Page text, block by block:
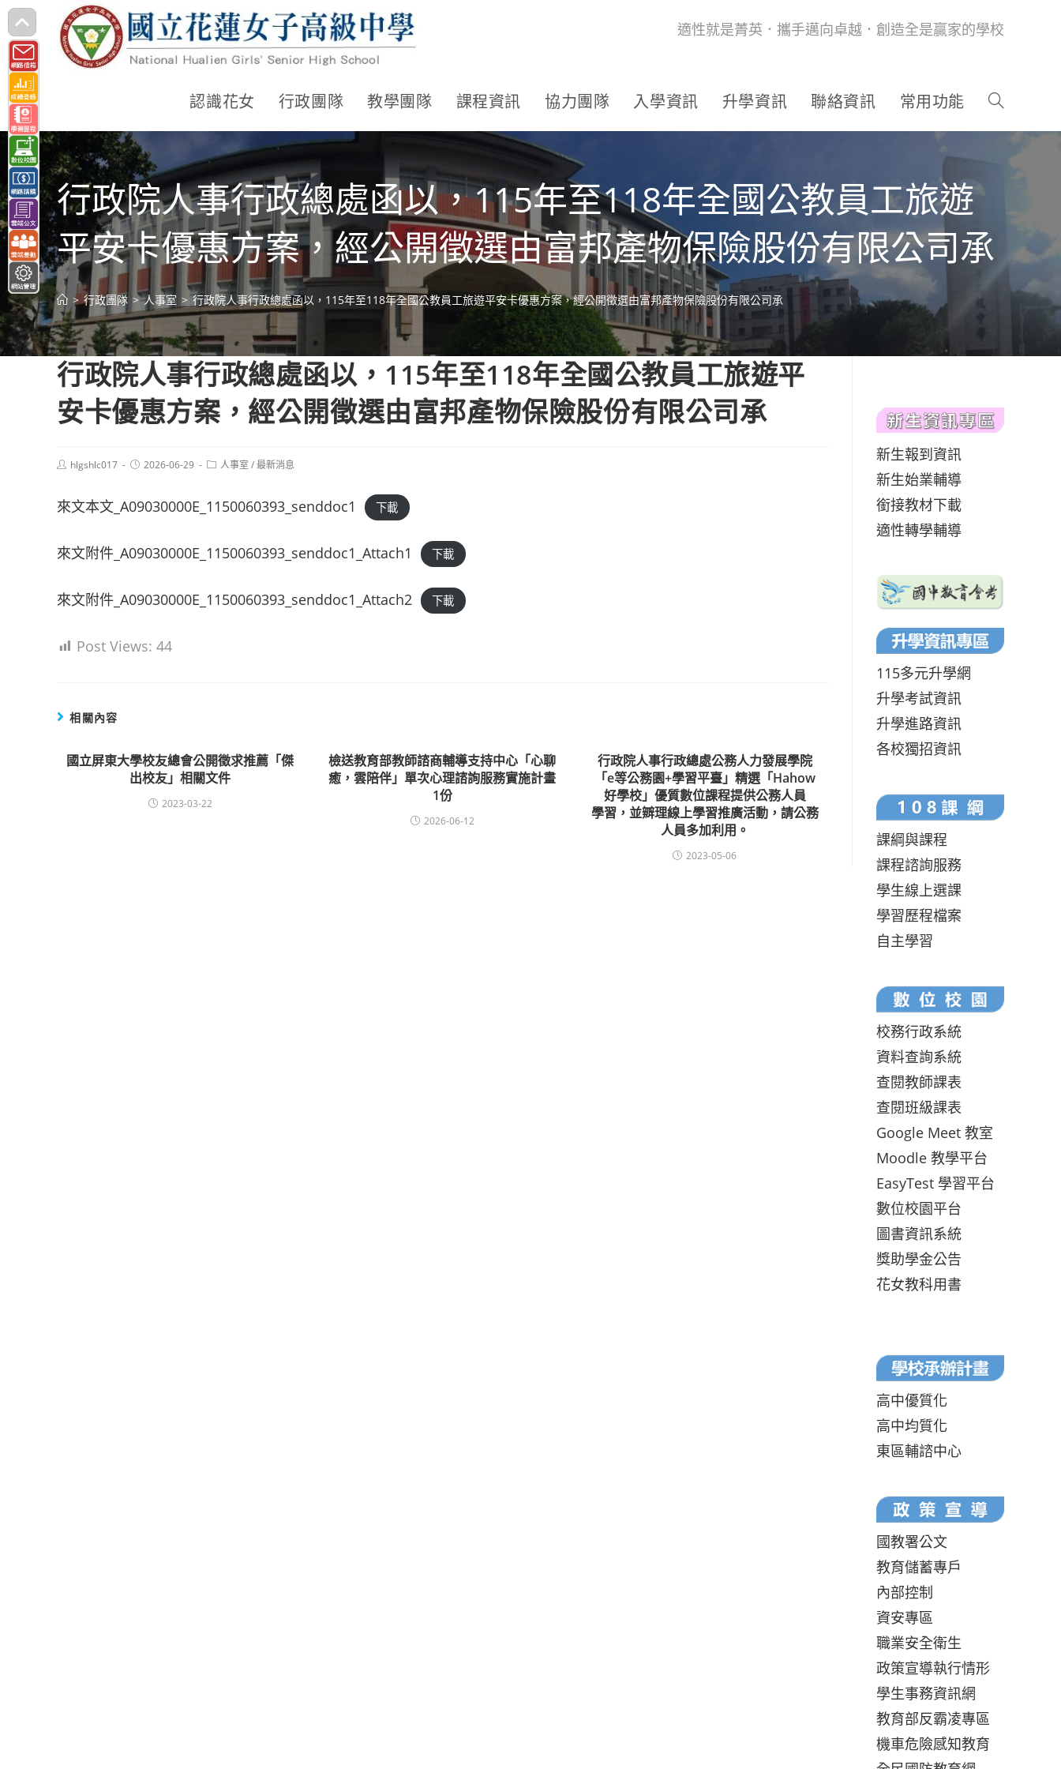
跳
轉
至
主
要
內
容
適性就是菁英．攜手邁向卓越．創造全是贏家的學校
認識花女 行政團隊 教學團隊 課程資訊 協力團隊 入學資訊 升學資訊 聯絡資訊 常用功能
行政院人事行政總處函以，115年至118年全國公教員工旅遊
平安卡優惠方案，經公開徵選由富邦產物保險股份有限公司承
> 行政團隊 > 人事室 > 行政院人事行政總處函以，115年至118年全國公教員工旅遊平安卡優惠方案，經公開徵選由富邦產物保險股份有限公司承
行政院人事行政總處函以，115年至118年全國公教員工旅遊平
安卡優惠方案，經公開徵選由富邦產物保險股份有限公司承
Posthlgshlc017
Post2026-06-29
Post人事室 /最新消息
來文本文_A09030000E_1150060393_senddoc1 下載
來文附件_A09030000E_1150060393_senddoc1_Attach1 下載
來文附件_A09030000E_1150060393_senddoc1_Attach2 下載
Post Views: 44
相關內容
國立屏東大學校友總會公開徵求推薦「傑
出校友」相關文件
2023-03-22
檢送教育部教師諮商輔導支持中心「心聊
癒，雲陪伴」單次心理諮詢服務實施計畫
1份
2026-06-12
行政院人事行政總處公務人力發展學院
「e等公務園+學習平臺」精選「Hahow
好學校」優質數位課程提供公務人員
學習，並辧理線上學習推廣活動，請公務
人員多加利用。
2023-05-06
新生報到資訊
新生始業輔導
銜接教材下載
適性轉學輔導
115多元升學網
升學考試資訊
升學進路資訊
各校獨招資訊
課綱與課程
課程諮詢服務
學生線上選課
學習歷程檔案
自主學習
校務行政系統
資料查詢系統
查閱教師課表
查閱班級課表
Google Meet 教室
Moodle 教學平台
EasyTest 學習平台
數位校園平台
圖書資訊系統
獎助學金公告
花女教科用書
高中優質化
高中均質化
東區輔諮中心
國教署公文
教育儲蓄專戶
內部控制
資安專區
職業安全衛生
政策宣導執行情形
學生事務資訊網
教育部反霸凌專區
機車危險感知教育